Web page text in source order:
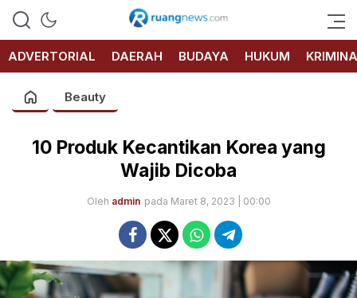
RUANG
NEWS
ADVERTORIAL
DAERAH BUDAYA HUKUM
Beauty
10 Produk Kecantikan Korea yang
Wajib Dicoba
Oleh admin pada Maret 8, 2023 | 00:00